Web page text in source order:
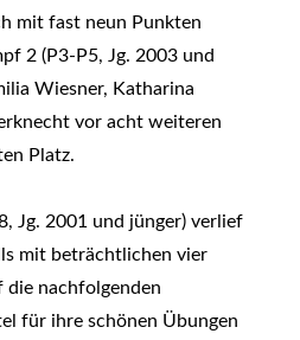
mit fast neun Punkten
2 (P3-P5, Jg. 2003 und
Wiesner, Katharina
vor acht weiteren
Platz.
Jg. 2001 und jünger) verlief
mit beträchtlichen vier
die nachfolgenden
für ihre schönen Übungen